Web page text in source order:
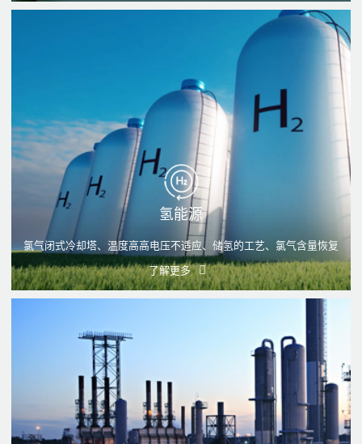
氢能源
氯气闭式冷却塔、温度高高电压不适应、储氢的工艺、氯气含量恢复
了解更多